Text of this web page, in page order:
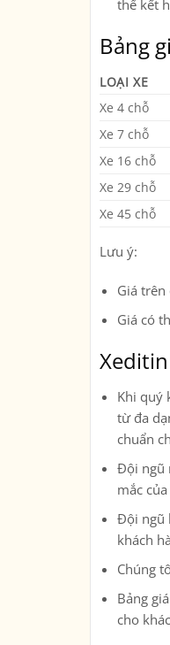
thể kết
Bảng
LOẠI XE
Xe 4 chỗ
Xe 7 chỗ
Xe 16 chỗ
Xe 29 chỗ
Xe 45 chỗ
Lưu ý:
Giá
Giá có
Khi quý
từ đa
chuẩn
Đội ngũ
mắc
Đội ngũ
khách
Chúng
Bảng
cho